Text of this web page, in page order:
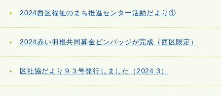
2024西区福祉のまち推進センター活動だより①
2024赤い羽根共同募金ピンバッジが完成（西区限定）
区社協だより９３号発行しました（2024.3）